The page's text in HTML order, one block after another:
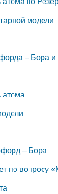
модели
– Бора и
атома
– Бора
по вопросу